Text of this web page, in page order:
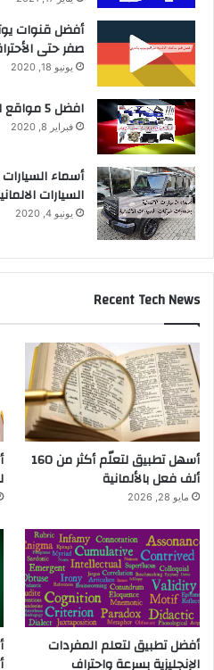
أفضل قنوات
صفر حتى
يونيو 18, 2020
افضل 5 مواقع لشراء قطع السيارات في ألمانيا
فبراير 8, 2020
أسماء
السيارات
يونيو 4, 2020
Recent Tech News
أسهل تطبيق لتعلّم أكثر من 160
ألف فعل بالألمانية
مايو 28, 2026
أفضل تطبيق لتعلم المفردات
الإنجليزية بسرعة واحتراف